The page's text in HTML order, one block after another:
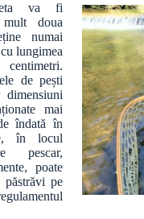
va fi
doua
numai
lungimea
de pești
dimensiuni
mai
îndată în
în locul
pescar,
poate
pe